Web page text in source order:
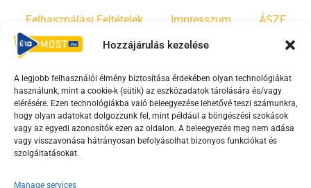
Hozzájárulás kezelése
A legjobb felhasználói élmény biztosítása érdekében olyan technológiákat
használunk, mint a cookie-k (sütik) az eszközadatok tárolására és/vagy
elérésére. Ezen technológiákba való beleegyezése lehetővé teszi számunkra,
hogy olyan adatokat dolgozzunk fel, mint például a böngészési szokások
vagy az egyedi azonosítók ezen az oldalon. A beleegyezés meg nem adása
vagy visszavonása hátrányosan befolyásolhat bizonyos funkciókat és
szolgáltatásokat.
Manage services
Felhasználási Feltételek Impresszum ÁSZF
Irányelvek Moderálási szabályzat
F
a
c
e
Y
o
u
t
T
i
k